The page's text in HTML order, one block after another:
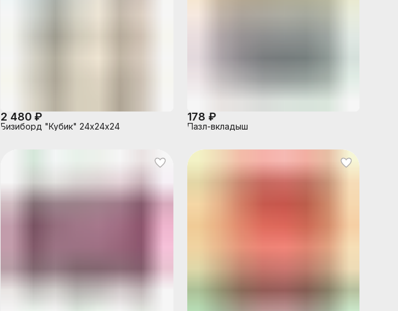
2 480 ₽
Бизиборд "Кубик" 24х24х24
178 ₽
Пазл-вкладыш